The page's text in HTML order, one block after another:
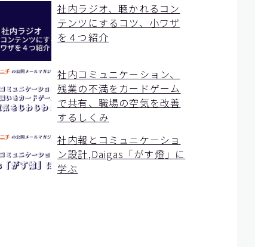
社内ラジオ、聴かれるコン
テンツにするコツ、小ワザ
を４つ紹介
社内コミュニケーション、
残業の不満をカードゲーム
で共有、職場の空気を改善
するしくみ
社内報とコミュニケーショ
ン設計,Daigas「がす燈」に
学ぶ